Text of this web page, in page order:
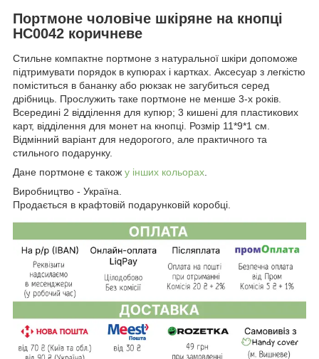
Портмоне чоловіче шкіряне на кнопці
HC0042 коричневе
Стильне компактне портмоне з натуральної шкіри допоможе
підтримувати порядок в купюрах і картках. Аксесуар з легкістю
поміститься в бананку або рюкзак не загубиться серед
дрібниць. Прослужить таке портмоне не менше 3-х років.
Всередині 2 відділення для купюр; 3 кишені для пластикових
карт, відділення для монет на кнопці. Розмір 11*9*1 см.
Відмінний варіант для недорогого, але практичного та
стильного подарунку.
Дане портмоне є також у інших кольорах.
Виробництво - Україна.
Продається в крафтовій подарунковій коробці.